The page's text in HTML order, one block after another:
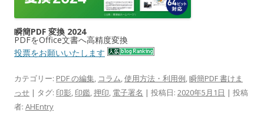
瞬簡PDF 変換 2024
PDFをOffice文書へ高精度変換
投票をお願いいたします
カテゴリー: PDF の編集, コラム,使用方法・利用例,瞬簡PDF 書けま
っせ | タグ: 印影, 印鑑,押印, 電子署名 | 投稿日: 2020年5月1日 | 投稿
者: AHEntry